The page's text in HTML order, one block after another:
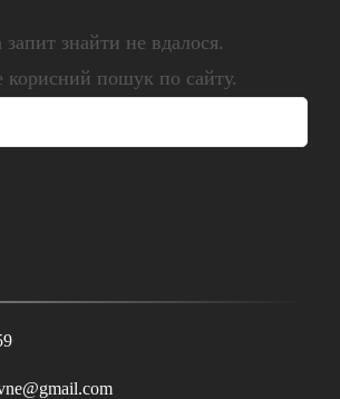
знайти не вдалося.
пошук по сайту.